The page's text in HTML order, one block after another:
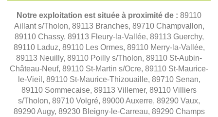
Notre exploitation est située à proximité de : 89110
Aillant s/Tholon, 89113 Branches, 89710 Champvallon,
89110 Chassy, 89113 Fleury-la-Vallée, 89113 Guerchy,
89110 Laduz, 89110 Les Ormes, 89110 Merry-la-Vallée,
89113 Neuilly, 89110 Poilly s/Tholon, 89110 St-Aubin-
Château-Neuf, 89110 St-Martin s/Ocre, 89110 St-Maurice-
le-Vieil, 89110 St-Maurice-Thizouaille, 89710 Senan,
89110 Sommecaise, 89113 Villemer, 89110 Villiers
s/Tholon, 89710 Volgré, 89000 Auxerre, 89290 Vaux,
89290 Augy, 89230 Bleigny-le-Carreau, 89290 Champs